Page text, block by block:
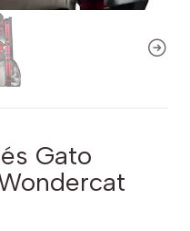
Gato